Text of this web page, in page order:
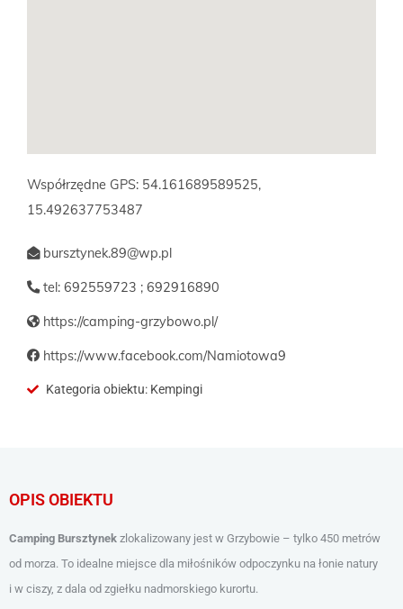
Współrzędne GPS: 54.161689589525,
15.492637753487
bursztynek.89@wp.pl
tel: 692559723 ; 692916890
https://camping-grzybowo.pl/
https://www.facebook.com/Namiotowa9
Kategoria obiektu: Kempingi
OPIS OBIEKTU
Camping Bursztynek zlokalizowany jest w Grzybowie – tylko 450 metrów
od morza. To idealne miejsce dla miłośników odpoczynku na łonie natury
i w ciszy, z dala od zgiełku nadmorskiego kurortu.